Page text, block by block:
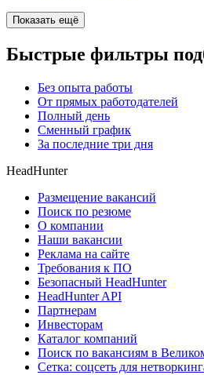
Показать ещё
Быстрые фильтры
Без опыта работы
От прямых работодателей
Полный день
Сменный график
За последние три дня
HeadHunter
Размещение вакансий
Поиск по резюме
О компании
Наши вакансии
Реклама на сайте
Требования к ПО
Безопасный HeadHunter
HeadHunter API
Партнерам
Инвесторам
Каталог компаний
Поиск по вакансиям в
Сетка: соцсеть для